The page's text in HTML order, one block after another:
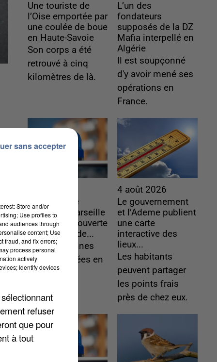
Une touriste de
l’Oise emportée par
une coulée de boue
en Haute-Savoie
Son corps a été
retrouvé à cinq
kilomètres de là.
L’un des
fondateurs
supposés de la DZ
Mafia interpellé en
Algérie
Il est soupçonné
d'y avoir mené ses
opérations en
France.
Une enquête
ouverte à Marseille
après la découverte
d’un enfant de...
Trois personnes
ont été placées en
garde à vue.
4 août 2026
Le gouvernement
et l’Ademe publient
une carte
interactive des
lieux...
Les habitants
peuvent partager
les points frais
près de chez eux.
Store and/or
Use profiles to
audiences through
content; Use
fraud, and fix errors;
process personal
actively
Identify devices
refuser
que pour
à tout
sans accepter